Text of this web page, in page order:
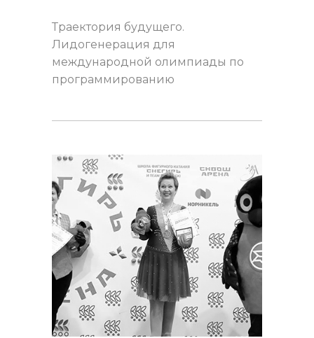
Траектория будущего.
Лидогенерация для
международной олимпиады по
программированию